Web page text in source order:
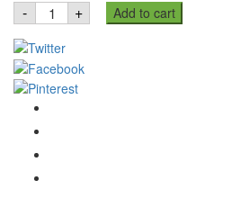
- ECO
Style
Oil
Gel
-
236ml
quantity
+ Add to cart